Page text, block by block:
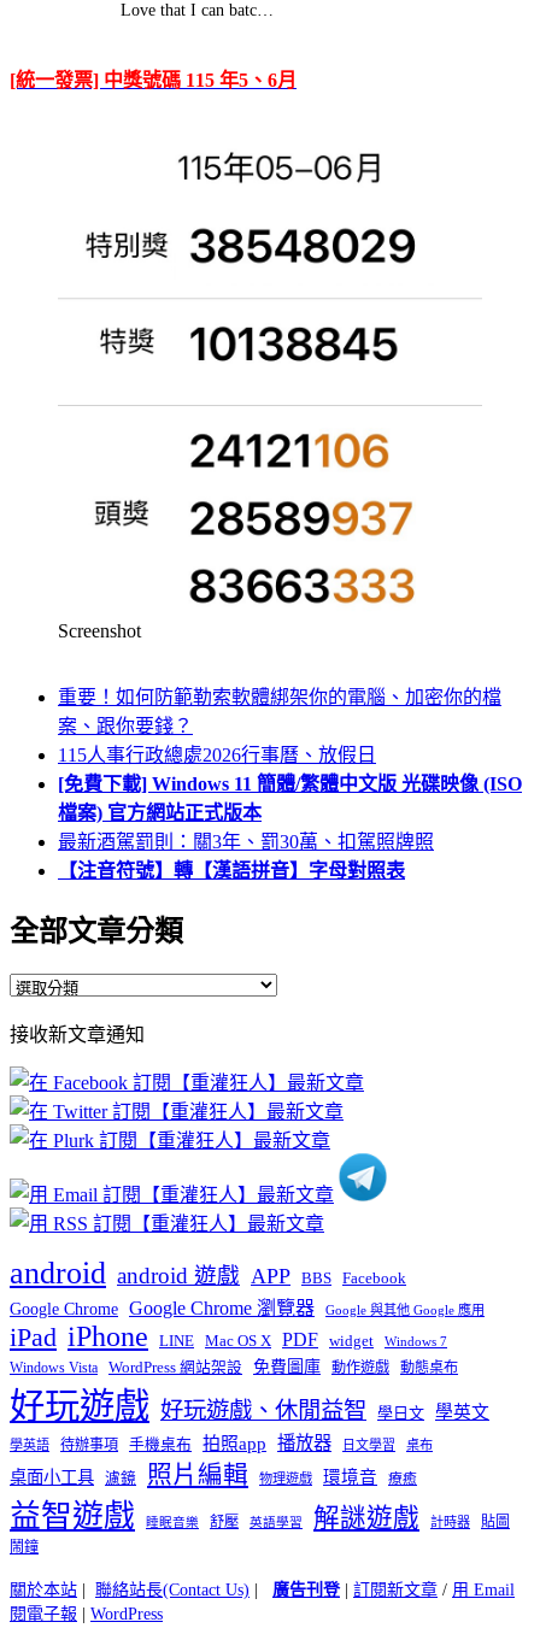
Love that I can batc…
[統一發票] 中獎號碼 115 年5、6月
Screenshot
重要！如何防範勒索軟體綁架你的電腦、加密你的檔
案、跟你要錢？
115人事行政總處2026行事曆、放假日
[免費下載] Windows 11 簡體/繁體中文版 光碟映像 (ISO
檔案) 官方網站正式版本
最新酒駕罰則：關3年、罰30萬、扣駕照牌照
【注音符號】轉【漢語拼音】字母對照表
全部文章分類
全
文
章
分
類
接收新文章通知
android android 遊戲 APP BBS Facebook
Google Chrome Google Chrome 瀏覽器 Google 與其他 Google 應用
iPad iPhone LINE Mac OS X PDF widget Windows 7
Windows Vista WordPress 網站架設 免費圖庫 動作遊戲 動態桌布
好玩遊戲 好玩遊戲、休閒益智 學日文 學英文
學英語 待辦事項 手機桌布 拍照app 播放器 日文學習 桌布
桌面小工具 濾鏡 照片編輯 物理遊戲 環境音 療癒
益智遊戲 睡眠音樂 舒壓 英語學習 解謎遊戲 計時器
貼圖
鬧鐘
關於本站 | 聯絡站長(Contact Us) | 廣告刊登| 訂閱新文章 / 用 Email
閱電子報 | WordPress